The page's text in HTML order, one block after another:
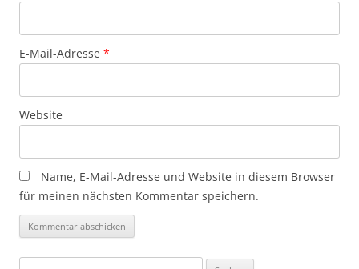
E-Mail-Adresse *
Website
Name, E-Mail-Adresse und Website in diesem Browser
für meinen nächsten Kommentar speichern.